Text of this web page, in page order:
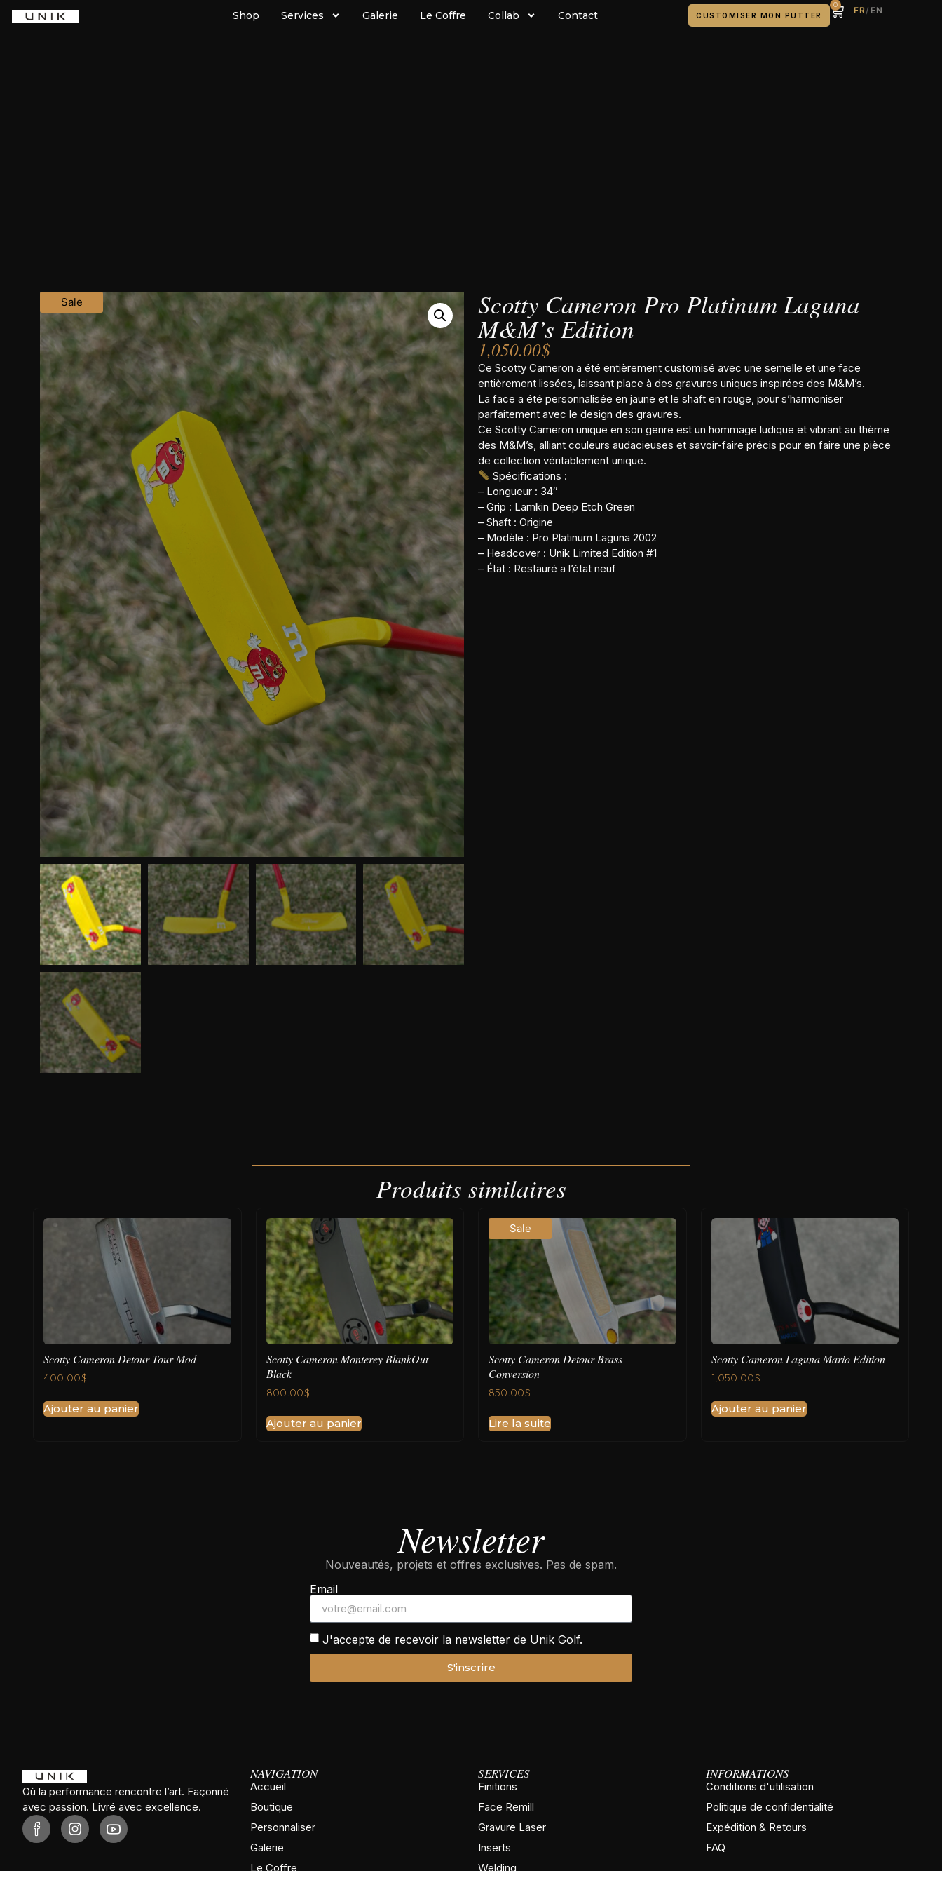
Shop Services Galerie Le Coffre Collab Contact CUSTOMISER MON PUTTER
0
FR/ EN
Sale Scotty Cameron Pro Platinum Laguna
M&M’s Edition
1,050.00$
Ce Scotty Cameron a été entièrement customisé avec une semelle et une face
entièrement lissées, laissant place à des gravures uniques inspirées des M&M’s.
La face a été personnalisée en jaune et le shaft en rouge, pour s’harmoniser
parfaitement avec le design des gravures.
Ce Scotty Cameron unique en son genre est un hommage ludique et vibrant au thème
des M&M’s, alliant couleurs audacieuses et savoir-faire précis pour en faire une pièce
de collection véritablement unique.
Spécifications :
– Longueur : 34″
– Grip : Lamkin Deep Etch Green
– Shaft : Origine
– Modèle : Pro Platinum Laguna 2002
– Headcover : Unik Limited Edition #1
– État : Restauré a l’état neuf
Produits similaires
Scotty Cameron Detour Tour Mod
400.00$
Ajouter au panier
Scotty Cameron Monterey BlankOut
Black
800.00$
Ajouter au panier
Sale
Scotty Cameron Detour Brass
Conversion
850.00$
Lire la suite
Scotty Cameron Laguna Mario Edition
1,050.00$
Ajouter au panier
Newsletter
Nouveautés, projets et offres exclusives. Pas de spam.
Email
J'accepte de recevoir la newsletter de Unik Golf.
S'inscrire
Où la performance rencontre l’art. Façonné
avec passion. Livré avec excellence.
NAVIGATION
Accueil
Boutique
Personnaliser
Galerie
Le Coffre
SERVICES
Finitions
Face Remill
Gravure Laser
Inserts
Welding
INFORMATIONS
Conditions d'utilisation
Politique de confidentialité
Expédition & Retours
FAQ